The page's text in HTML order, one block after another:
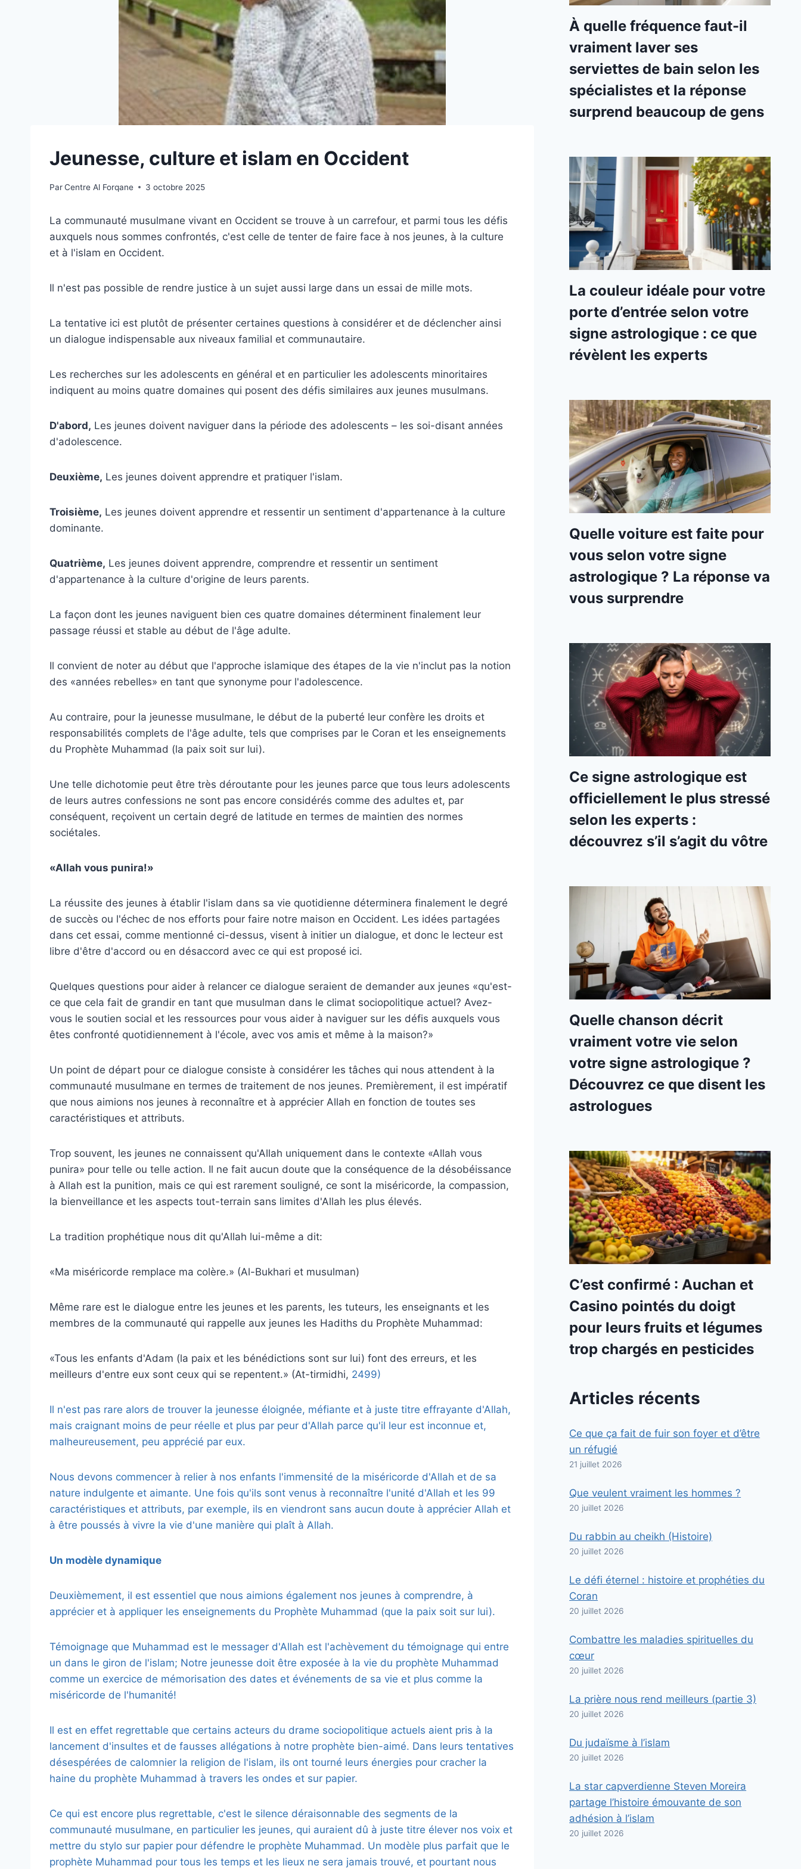
Jeunesse, culture et islam en Occident
ParCentre Al Forqane 3 octobre 2025
La communauté musulmane vivant en Occident se trouve à un carrefour, et parmi tous les défis
auxquels nous sommes confrontés, c'est celle de tenter de faire face à nos jeunes, à la culture
et à l'islam en Occident.
Il n'est pas possible de rendre justice à un sujet aussi large dans un essai de mille mots.
La tentative ici est plutôt de présenter certaines questions à considérer et de déclencher ainsi
un dialogue indispensable aux niveaux familial et communautaire.
Les recherches sur les adolescents en général et en particulier les adolescents minoritaires
indiquent au moins quatre domaines qui posent des défis similaires aux jeunes musulmans.
D'abord, Les jeunes doivent naviguer dans la période des adolescents – les soi-disant années
d'adolescence.
Deuxième, Les jeunes doivent apprendre et pratiquer l'islam.
Troisième, Les jeunes doivent apprendre et ressentir un sentiment d'appartenance à la culture
dominante.
Quatrième, Les jeunes doivent apprendre, comprendre et ressentir un sentiment
d'appartenance à la culture d'origine de leurs parents.
La façon dont les jeunes naviguent bien ces quatre domaines déterminent finalement leur
passage réussi et stable au début de l'âge adulte.
Il convient de noter au début que l'approche islamique des étapes de la vie n'inclut pas la notion
des «années rebelles» en tant que synonyme pour l'adolescence.
Au contraire, pour la jeunesse musulmane, le début de la puberté leur confère les droits et
responsabilités complets de l'âge adulte, tels que comprises par le Coran et les enseignements
du Prophète Muhammad (la paix soit sur lui).
Une telle dichotomie peut être très déroutante pour les jeunes parce que tous leurs adolescents
de leurs autres confessions ne sont pas encore considérés comme des adultes et, par
conséquent, reçoivent un certain degré de latitude en termes de maintien des normes
sociétales.
«Allah vous punira!»
La réussite des jeunes à établir l'islam dans sa vie quotidienne déterminera finalement le degré
de succès ou l'échec de nos efforts pour faire notre maison en Occident. Les idées partagées
dans cet essai, comme mentionné ci-dessus, visent à initier un dialogue, et donc le lecteur est
libre d'être d'accord ou en désaccord avec ce qui est proposé ici.
Quelques questions pour aider à relancer ce dialogue seraient de demander aux jeunes «qu'est-
ce que cela fait de grandir en tant que musulman dans le climat sociopolitique actuel? Avez-
vous le soutien social et les ressources pour vous aider à naviguer sur les défis auxquels vous
êtes confronté quotidiennement à l'école, avec vos amis et même à la maison?»
Un point de départ pour ce dialogue consiste à considérer les tâches qui nous attendent à la
communauté musulmane en termes de traitement de nos jeunes. Premièrement, il est impératif
que nous aimions nos jeunes à reconnaître et à apprécier Allah en fonction de toutes ses
caractéristiques et attributs.
Trop souvent, les jeunes ne connaissent qu'Allah uniquement dans le contexte «Allah vous
punira» pour telle ou telle action. Il ne fait aucun doute que la conséquence de la désobéissance
à Allah est la punition, mais ce qui est rarement souligné, ce sont la miséricorde, la compassion,
la bienveillance et les aspects tout-terrain sans limites d'Allah les plus élevés.
La tradition prophétique nous dit qu'Allah lui-même a dit:
«Ma miséricorde remplace ma colère.» (Al-Bukhari et musulman)
Même rare est le dialogue entre les jeunes et les parents, les tuteurs, les enseignants et les
membres de la communauté qui rappelle aux jeunes les Hadiths du Prophète Muhammad:
«Tous les enfants d'Adam (la paix et les bénédictions sont sur lui) font des erreurs, et les
meilleurs d'entre eux sont ceux qui se repentent.» (At-tirmidhi, 2499)
Il n'est pas rare alors de trouver la jeunesse éloignée, méfiante et à juste titre effrayante d'Allah,
mais craignant moins de peur réelle et plus par peur d'Allah parce qu'il leur est inconnue et,
malheureusement, peu apprécié par eux.
Nous devons commencer à relier à nos enfants l'immensité de la miséricorde d'Allah et de sa
nature indulgente et aimante. Une fois qu'ils sont venus à reconnaître l'unité d'Allah et les 99
caractéristiques et attributs, par exemple, ils en viendront sans aucun doute à apprécier Allah et
à être poussés à vivre la vie d'une manière qui plaît à Allah.
Un modèle dynamique
Deuxièmement, il est essentiel que nous aimions également nos jeunes à comprendre, à
apprécier et à appliquer les enseignements du Prophète Muhammad (que la paix soit sur lui).
Témoignage que Muhammad est le messager d'Allah est l'achèvement du témoignage qui entre
un dans le giron de l'islam; Notre jeunesse doit être exposée à la vie du prophète Muhammad
comme un exercice de mémorisation des dates et événements de sa vie et plus comme la
miséricorde de l'humanité!
Il est en effet regrettable que certains acteurs du drame sociopolitique actuels aient pris à la
lancement d'insultes et de fausses allégations à notre prophète bien-aimé. Dans leurs tentatives
désespérées de calomnier la religion de l'islam, ils ont tourné leurs énergies pour cracher la
haine du prophète Muhammad à travers les ondes et sur papier.
Ce qui est encore plus regrettable, c'est le silence déraisonnable des segments de la
communauté musulmane, en particulier les jeunes, qui auraient dû à juste titre élever nos voix et
mettre du stylo sur papier pour défendre le prophète Muhammad. Un modèle plus parfait que le
prophète Muhammad pour tous les temps et les lieux ne sera jamais trouvé, et pourtant nous
À quelle fréquence faut-il
vraiment laver ses
serviettes de bain selon les
spécialistes et la réponse
surprend beaucoup de gens
La couleur idéale pour votre
porte d’entrée selon votre
signe astrologique : ce que
révèlent les experts
Quelle voiture est faite pour
vous selon votre signe
astrologique ? La réponse va
vous surprendre
Ce signe astrologique est
officiellement le plus stressé
selon les experts :
découvrez s’il s’agit du vôtre
Quelle chanson décrit
vraiment votre vie selon
votre signe astrologique ?
Découvrez ce que disent les
astrologues
C’est confirmé : Auchan et
Casino pointés du doigt
pour leurs fruits et légumes
trop chargés en pesticides
Articles récents
Ce que ça fait de fuir son foyer et d’être
un réfugié
21 juillet 2026
Que veulent vraiment les hommes ?
20 juillet 2026
Du rabbin au cheikh (Histoire)
20 juillet 2026
Le défi éternel : histoire et prophéties du
Coran
20 juillet 2026
Combattre les maladies spirituelles du
cœur
20 juillet 2026
La prière nous rend meilleurs (partie 3)
20 juillet 2026
Du judaïsme à l’islam
20 juillet 2026
La star capverdienne Steven Moreira
partage l’histoire émouvante de son
adhésion à l’islam
20 juillet 2026